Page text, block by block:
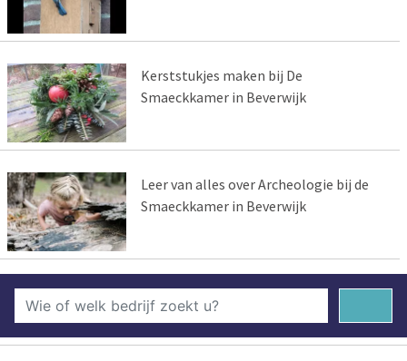
Kerststukjes maken bij De
Smaeckkamer in Beverwijk
Leer van alles over Archeologie bij de
Smaeckkamer in Beverwijk